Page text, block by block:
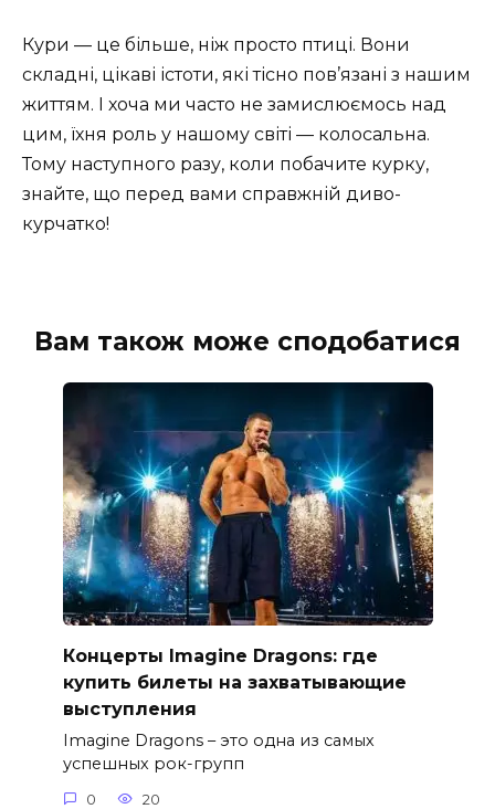
Кури — це більше, ніж просто птиці. Вони
складні, цікаві істоти, які тісно пов’язані з нашим
життям. І хоча ми часто не замислюємось над
цим, їхня роль у нашому світі — колосальна.
Тому наступного разу, коли побачите курку,
знайте, що перед вами справжній диво-
курчатко!
Вам також може сподобатися
Концерты Imagine Dragons: где
купить билеты на захватывающие
выступления
Imagine Dragons – это одна из самых
успешных рок-групп
0 20